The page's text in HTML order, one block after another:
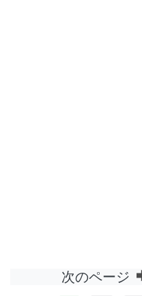
次のページ